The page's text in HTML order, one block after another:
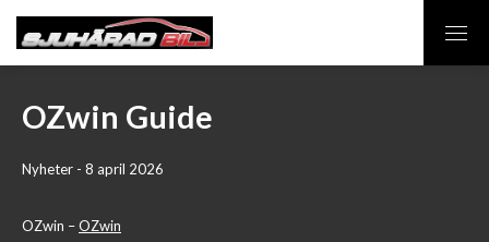
OZwin Guide
Nyheter - 8 april 2026
OZwin –OZwin